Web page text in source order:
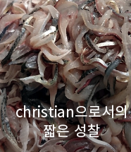
christian으로서의
짧은 성찰